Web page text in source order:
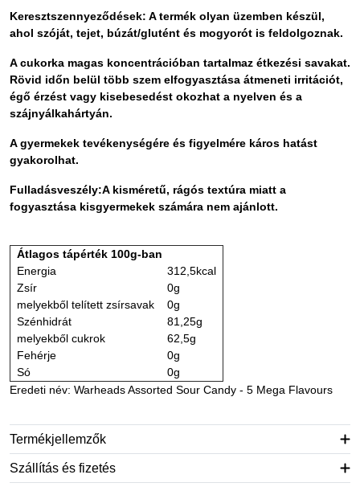
Keresztszennyeződések: A termék olyan üzemben készül,
ahol szóját, tejet, búzát/glutént és mogyorót is feldolgoznak.
A cukorka magas koncentrációban tartalmaz étkezési savakat.
Rövid időn belül több szem elfogyasztása átmeneti irritációt,
égő érzést vagy kisebesedést okozhat a nyelven és a
szájnyálkahártyán.
A gyermekek tevékenységére és figyelmére káros hatást
gyakorolhat.
Fulladásveszély:A kisméretű, rágós textúra miatt a
fogyasztása kisgyermekek számára nem ajánlott.
Átlagos tápérték 100g-ban
Energia
312,5kcal
Zsír
0g
melyekből telített zsírsavak
0g
Szénhidrát
81,25g
melyekből cukrok
62,5g
Fehérje
0g
Só
0g
Eredeti név: Warheads Assorted Sour Candy - 5 Mega Flavours
Termékjellemzők
Szállítás és fizetés